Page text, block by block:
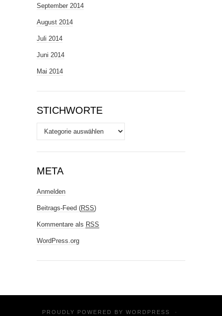
September 2014
August 2014
Juli 2014
Juni 2014
Mai 2014
STICHWORTE
Stichworte
META
Anmelden
Beitrags-Feed (RSS)
Kommentare als RSS
WordPress.org
PROUDLY POWERED BY WORDPRESS ·